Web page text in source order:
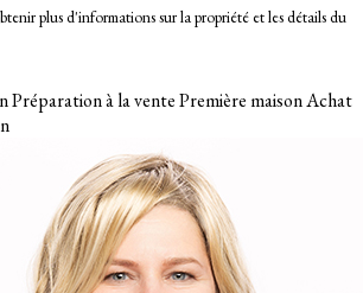
plus d'informations sur la propriété et les détails du
Préparation à la ventePremière maisonAchat